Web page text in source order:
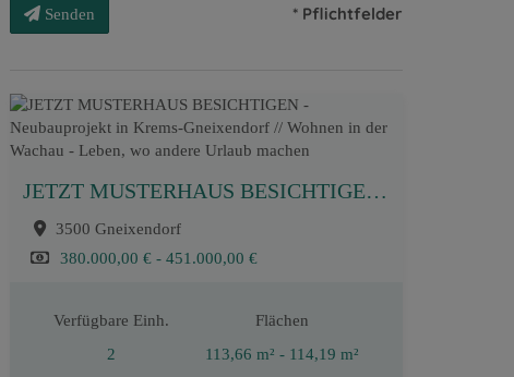
Senden * Pflichtfelder
JETZT MUSTERHAUS BESICHTIGEN - Neubauprojekt in Krems-Gneixendorf // Wohnen in der Wachau - Leben, wo andere Urlaub machen
3500 Gneixendorf
380.000,00 € - 451.000,00 €
Verfügbare Einh.
2
Flächen
113,66 m² - 114,19 m²